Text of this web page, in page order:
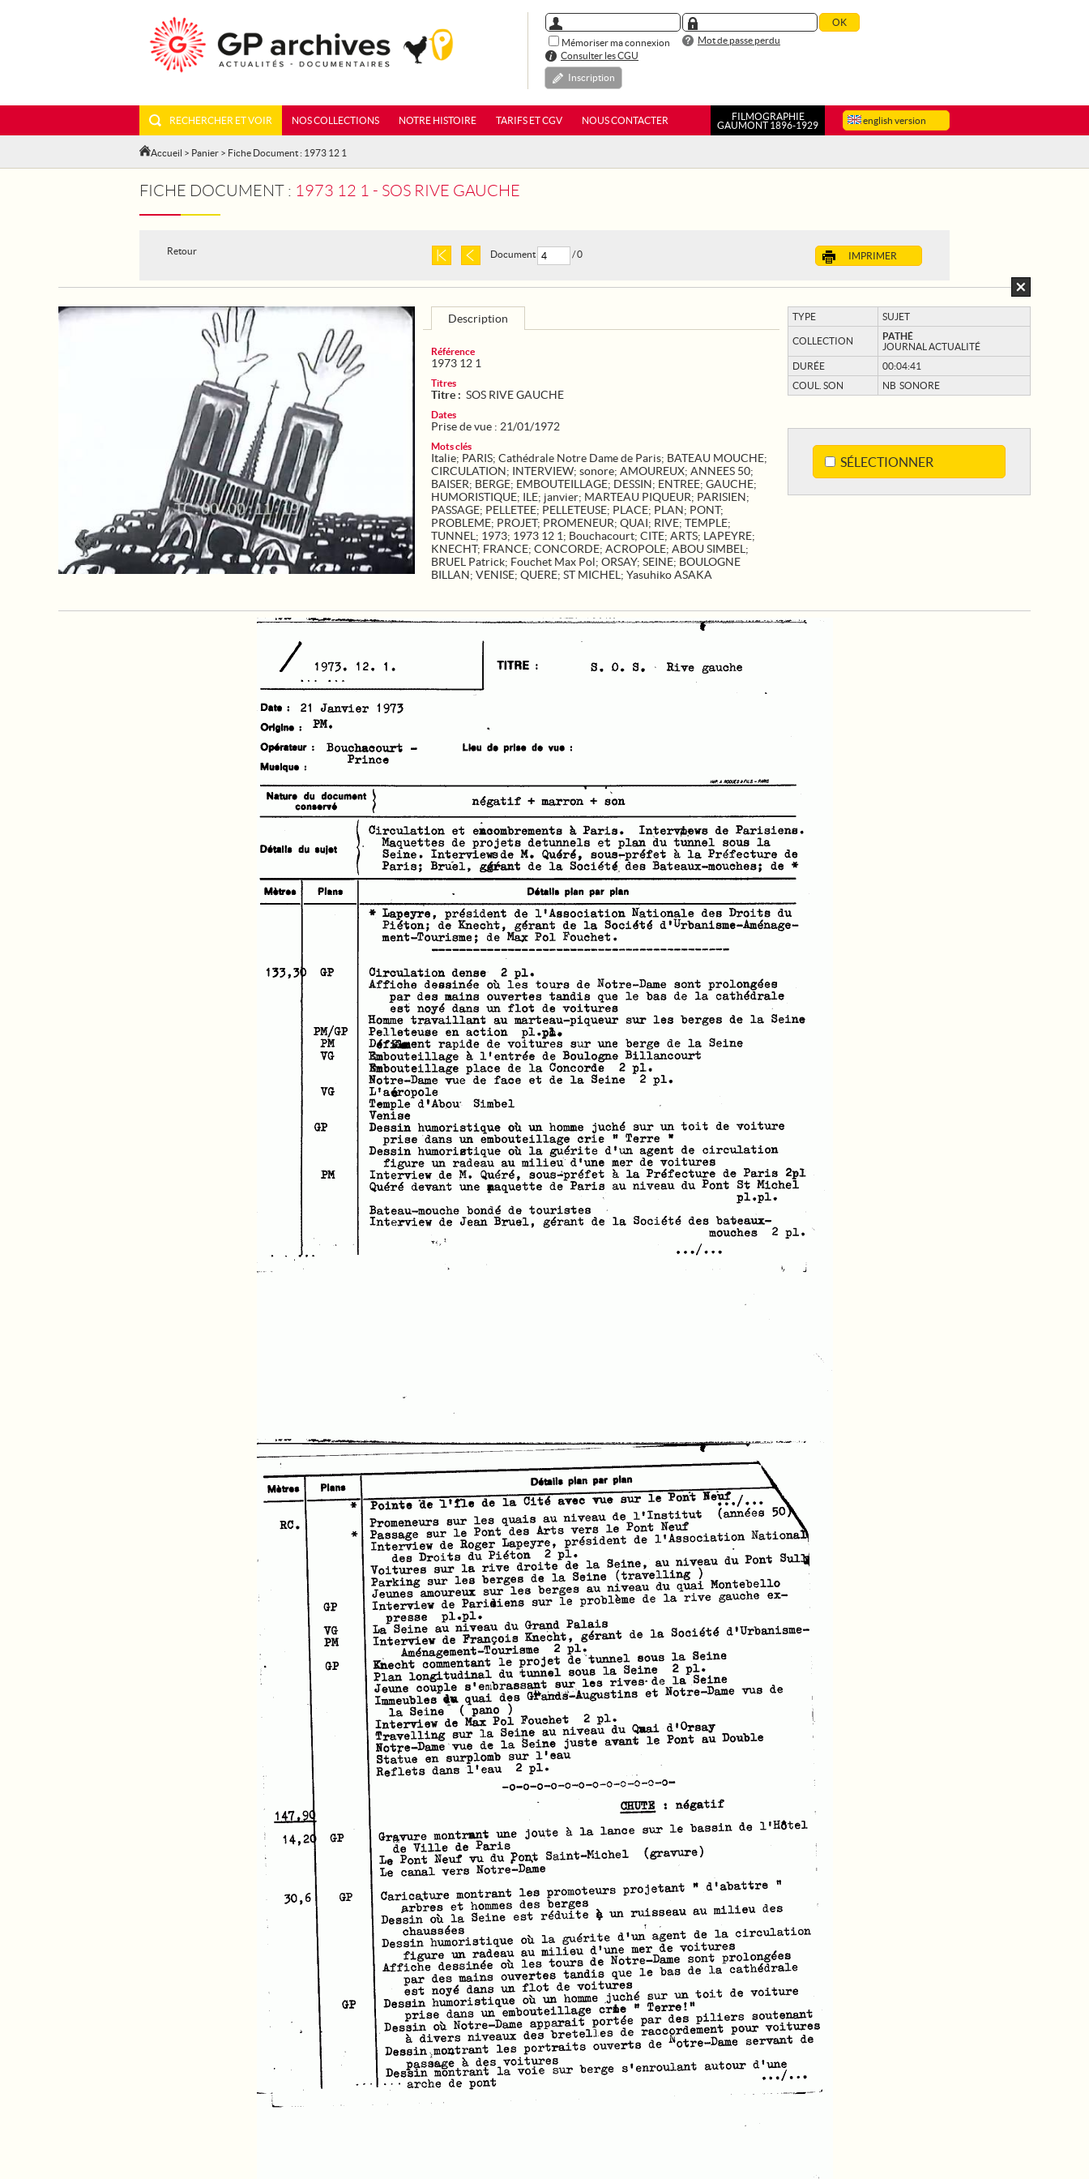
Mémoriser ma connexion
Mot de passe perdu
Consulter les CGU
Inscription
english version
RECHERCHER ET VOIR NOS COLLECTIONS NOTRE HISTOIRE TARIFS ET CGV NOUS CONTACTER
FILMOGRAPHIE
GAUMONT 1896-1929
Accueil > Panier > Fiche Document : 1973 12 1
FICHE DOCUMENT : 1973 12 1 - SOS RIVE GAUCHE
Retour IMPRIMER
Document / 0
TYPE SUJET
COLLECTION
PATHÉ
JOURNAL ACTUALITÉ
DURÉE
00:04:41
COUL. SON
NB SONORE
SÉLECTIONNER
Description
Référence
1973 12 1
Titres
Titre : SOS RIVE GAUCHE
Dates
Prise de vue : 21/01/1972
Mots clés
Italie; PARIS; Cathédrale Notre Dame de Paris; BATEAU MOUCHE;
CIRCULATION; INTERVIEW; sonore; AMOUREUX; ANNEES 50;
BAISER; BERGE; EMBOUTEILLAGE; DESSIN; ENTREE; GAUCHE;
HUMORISTIQUE; ILE; janvier; MARTEAU PIQUEUR; PARISIEN;
PASSAGE; PELLETEE; PELLETEUSE; PLACE; PLAN; PONT;
PROBLEME; PROJET; PROMENEUR; QUAI; RIVE; TEMPLE;
TUNNEL ; 1973; 1973 12 1; Bouchacourt; CITE; ARTS; LAPEYRE;
KNECHT; FRANCE; CONCORDE; ACROPOLE; ABOU SIMBEL ;
BRUEL Patrick; Fouchet Max Pol; ORSAY; SEINE; BOULOGNE
BILLAN; VENISE; QUERE; ST MICHEL ; Yasuhiko ASAKA